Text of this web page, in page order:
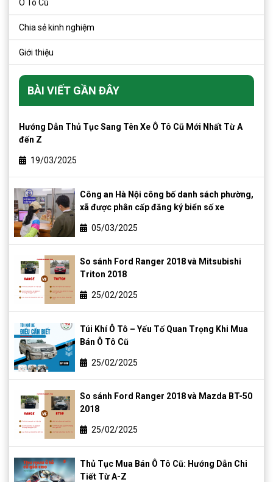
Ô Tô Cũ
Chia sẻ kinh nghiệm
Giới thiệu
BÀI VIẾT GẦN ĐÂY
Hướng Dẫn Thủ Tục Sang Tên Xe Ô Tô Cũ Mới Nhất Từ A
đến Z
19/03/2025
Công an Hà Nội công bố danh sách phường,
xã được phân cấp đăng ký biển số xe
05/03/2025
So sánh Ford Ranger 2018 và Mitsubishi
Triton 2018
25/02/2025
Túi Khí Ô Tô – Yếu Tố Quan Trọng Khi Mua
Bán Ô Tô Cũ
25/02/2025
So sánh Ford Ranger 2018 và Mazda BT-50
2018
25/02/2025
Thủ Tục Mua Bán Ô Tô Cũ: Hướng Dẫn Chi
Tiết Từ A-Z